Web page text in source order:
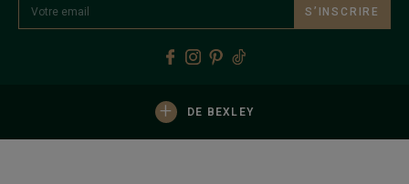
S’INSCRIRE
+ DE BEXLEY